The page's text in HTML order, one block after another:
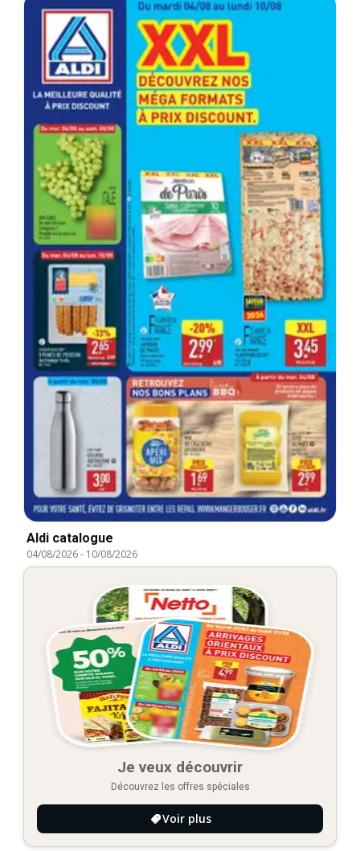
Aldi catalogue
04/08/2026- 10/08/2026
Je veux découvrir
Découvrez les offres spéciales
Voir plus